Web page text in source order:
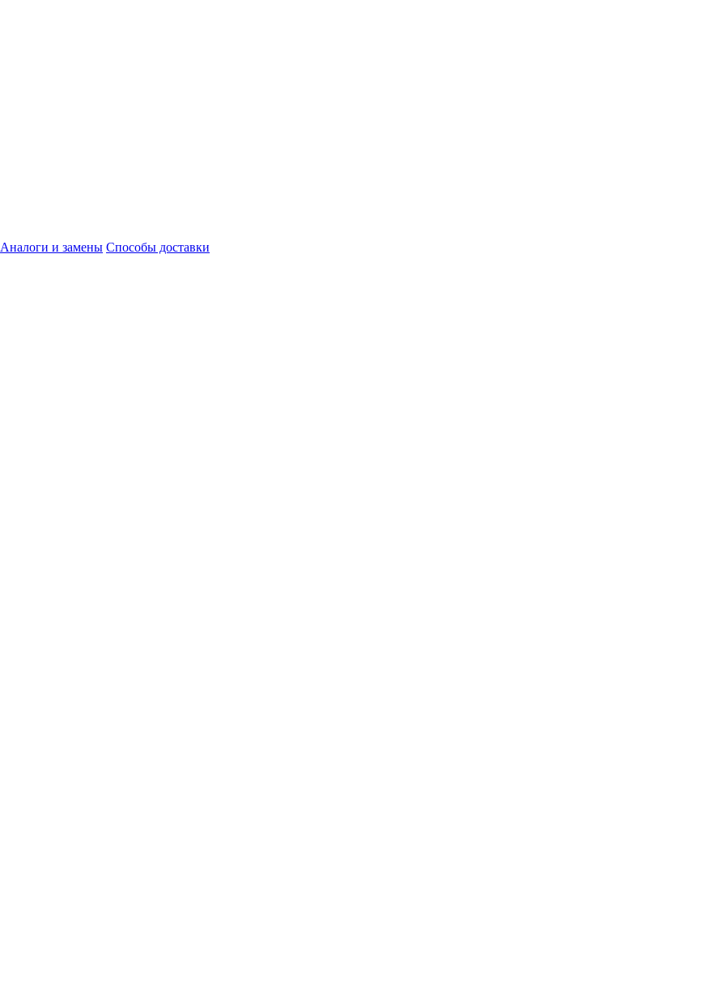
Аналоги и замены Способы доставки